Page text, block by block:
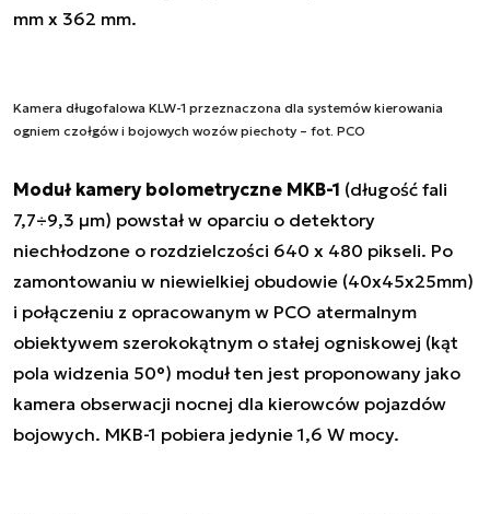
mm x 362 mm.
Kamera długofalowa KLW-1 przeznaczona dla systemów kierowania
ogniem czołgów i bojowych wozów piechoty – fot. PCO
Moduł kamery bolometryczne MKB-1 (długość fali
7,7÷9,3 µm) powstał w oparciu o detektory
niechłodzone o rozdzielczości 640 x 480 pikseli. Po
zamontowaniu w niewielkiej obudowie (40x45x25mm)
i połączeniu z opracowanym w PCO atermalnym
obiektywem szerokokątnym o stałej ogniskowej (kąt
pola widzenia 50°) moduł ten jest proponowany jako
kamera obserwacji nocnej dla kierowców pojazdów
bojowych. MKB-1 pobiera jedynie 1,6 W mocy.